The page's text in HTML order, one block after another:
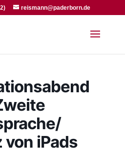
reismann@paderborn.de
von iPads